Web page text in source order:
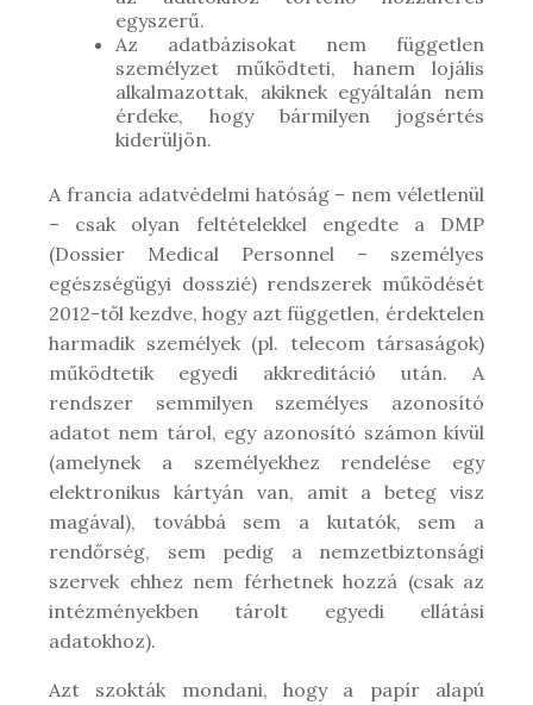
egyszerű.
Az adatbázisokat nem független
személyzet működteti, hanem lojális
alkalmazottak, akiknek egyáltalán nem
érdeke, hogy bármilyen jogsértés
kiderüljön.
A francia adatvédelmi hatóság – nem véletlenül
– csak olyan feltételekkel engedte a DMP
(Dossier Medical Personnel – személyes
egészségügyi dosszié) rendszerek működését
2012-től kezdve, hogy azt független, érdektelen
harmadik személyek (pl. telecom társaságok)
működtetik egyedi akkreditáció után. A
rendszer semmilyen személyes azonosító
adatot nem tárol, egy azonosító számon kívül
(amelynek a személyekhez rendelése egy
elektronikus kártyán van, amit a beteg visz
magával), továbbá sem a kutatók, sem a
rendőrség, sem pedig a nemzetbiztonsági
szervek ehhez nem férhetnek hozzá (csak az
intézményekben tárolt egyedi ellátási
adatokhoz).
Azt szokták mondani, hogy a papír alapú